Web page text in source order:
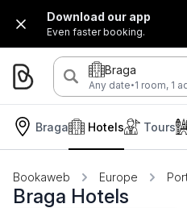
Download our app
Even faster booking.
Braga
Any date·1 room, 1
Braga Hotels Tours
Bookaweb Europe
Braga Hotels